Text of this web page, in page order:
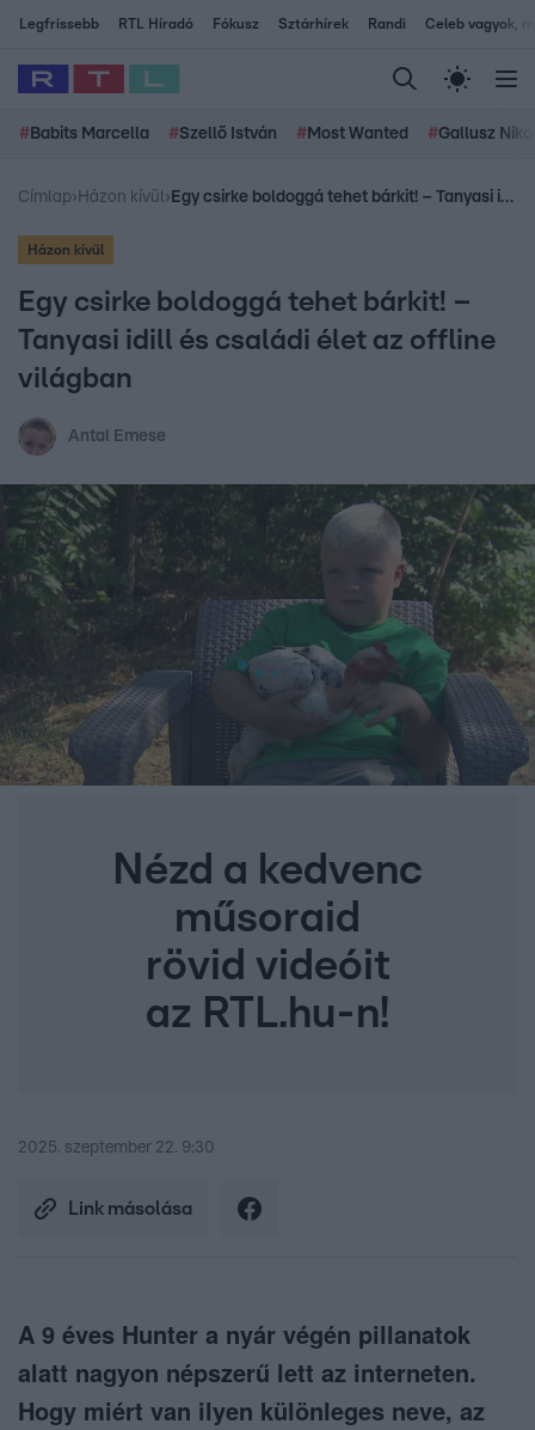
Legfrissebb RTL Híradó Fókusz Sztárhírek Randi Celeb vagyok,
# Babits Marcella #Szellő István # Most Wanted #Gallusz
Címlap› Házon kívül› Egy csirke boldoggá tehet bárkit! – Tanyasi idill és családi élet az offline világban
Házon kívül
Egy csirke boldoggá tehet bárkit! –
Tanyasi idill és családi élet az offline
világban
Antal Emese
Nézd a kedvenc
műsoraid
rövid videóit
az RTL.hu-n!
2025. szeptember 22. 9:30
Link másolása
A 9 éves Hunter a nyár végén pillanatok
alatt nagyon népszerű lett az interneten.
Hogy miért van ilyen különleges neve, az